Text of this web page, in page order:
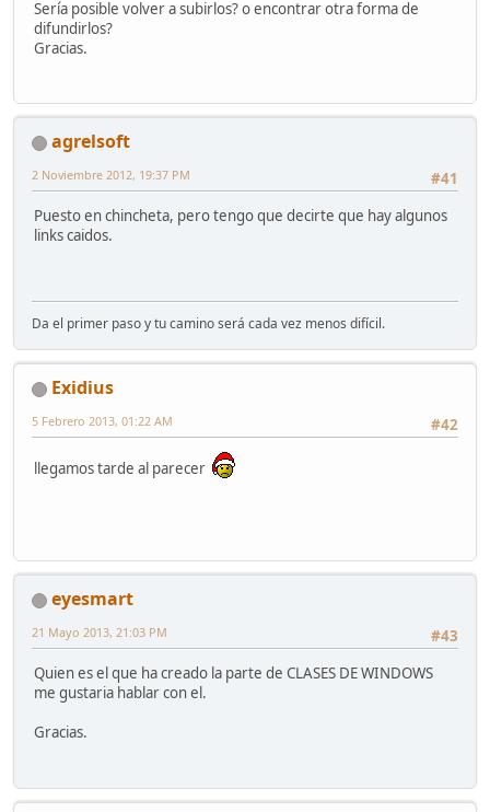
Sería posible volver a subirlos? o encontrar otra forma de
difundirlos?
Gracias.
agrelsoft
#41
2 Noviembre 2012, 19:37 PM
Puesto en chincheta, pero tengo que decirte que hay algunos
links caidos.
Da el primer paso y tu camino será cada vez menos difícil.
Exidius
#42
5 Febrero 2013, 01:22 AM
llegamos tarde al parecer
eyesmart
#43
21 Mayo 2013, 21:03 PM
Quien es el que ha creado la parte de CLASES DE WINDOWS
me gustaria hablar con el.
Gracias.